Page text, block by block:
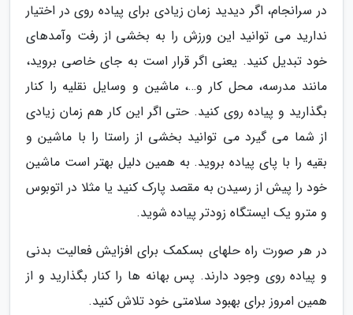
در سرانجام، اگر دیدید زمان زیادی برای پیاده روی در اختیار
ندارید می توانید این ورزش را به بخشی از رفت وآمدهای
خود تبدیل کنید. یعنی اگر قرار است به جای خاصی بروید،
مانند مدرسه، محل کار و…، ماشین و وسایل نقلیه را کنار
بگذارید و پیاده روی کنید. حتی اگر این کار هم زمان زیادی
از شما می گیرد می توانید بخشی از راستا را با ماشین و
بقیه را با پای پیاده بروید. به همین دلیل بهتر است ماشین
خود را پیش از رسیدن به مقصد پارک کنید یا مثلا در اتوبوس
و مترو یک ایستگاه زودتر پیاده شوید.
در هر صورت راه حلهای بسکمک برای افزایش فعالیت بدنی
و پیاده روی وجود دارند. پس بهانه ها را کنار بگذارید و از
همین امروز برای بهبود سلامتی خود تلاش کنید.